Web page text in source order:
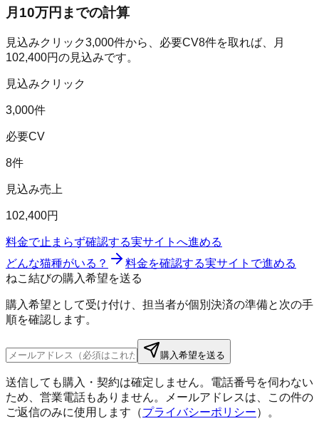
月10万円までの計算
見込みクリック3,000件から、必要CV8件を取れば、月
102,400円の見込みです。
見込みクリック
3,000件
必要CV
8件
見込み売上
102,400円
料金で止まらず確認する実サイトへ進める
どんな猫種がいる？
料金を確認する実サイトで進める
ねこ結びの購入希望を送る
購入希望として受け付け、担当者が個別決済の準備と次の手
順を確認します。
購入希望を送る
送信しても購入・契約は確定しません。電話番号を伺わない
ため、営業電話もありません。メールアドレスは、この件の
ご返信のみに使用します（プライバシーポリシー）。